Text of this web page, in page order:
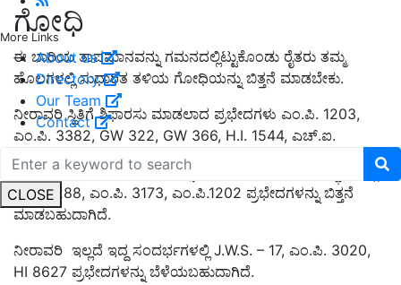
More Links
About us
Directory
Our Team
Contact
CLOSE
ಗೋಧಿ
ಈ ಬಾರಿಯ ತಾಪಮಾನವನ್ನು ಗಮನದಲ್ಲಿಟ್ಟುಕೊಂಡು ರೈತರು ತಮ್ಮ
ಹೊಲಗಳಲ್ಲಿ ಸುಧಾರಿತ ತಳಿಯ ಗೋಧಿಯನ್ನು ಬಿತ್ತನೆ ಮಾಡಬೇಕು.
ನೀರಾವರಿ ಸ್ಥಿತಿಗೆ ಶಿಫಾರಸು ಮಾಡಲಾದ ಪ್ರಭೇದಗಳು ಎಂ.ಪಿ. 1203,
ಎಂ.ಪಿ. 3382, GW 322, GW 366, H.I. 1544, ಎಚ್.ಐ.
8759, MPO 1215 ಆಗಿವೆ. ಇನ್ನು ನಿರ್ಬಂಧಿತ ನೀರಾವರಿ ಪರಿಸ್ಥಿತಿಗಳಲ್ಲಿ
M.P. 3288, ಎಂ.ಪಿ. 3173, ಎಂ.ಪಿ.1202 ಪ್ರಭೇದಗಳನ್ನು ಬಿತ್ತನೆ
ಮಾಡಬಹುದಾಗಿದೆ.
ನೀರಾವರಿ ಇಲ್ಲದೆ ಇದ್ದ ಸಂದರ್ಭಗಳಲ್ಲಿ J.W.S. – 17, ಎಂ.ಪಿ. 3020,
HI 8627 ಪ್ರಭೇದಗಳನ್ನು ಬೆಳೆಯಬಹುದಾಗಿದೆ.